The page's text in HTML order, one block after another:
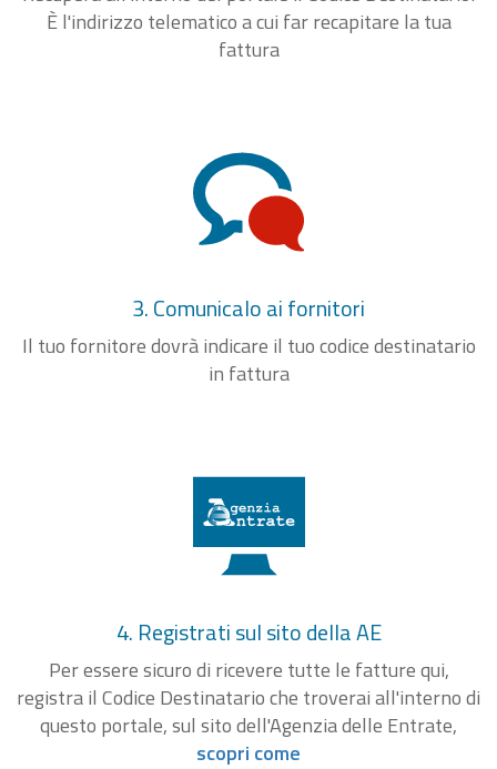
È l'indirizzo telematico a cui far recapitare la tua
fattura
3. Comunicalo ai fornitori
Il tuo fornitore dovrà indicare il tuo codice destinatario
in fattura
4. Registrati sul sito della AE
Per essere sicuro di ricevere tutte le fatture qui,
registra il Codice Destinatario che troverai all'interno di
questo portale, sul sito dell'Agenzia delle Entrate,
scopri come